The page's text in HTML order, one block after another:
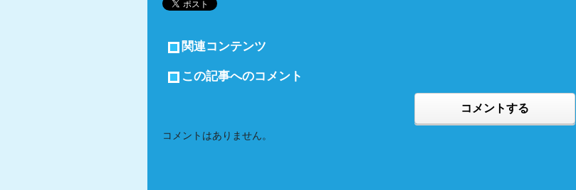
関連コンテンツ
この記事へのコメント
コメントする
コメントはありません。